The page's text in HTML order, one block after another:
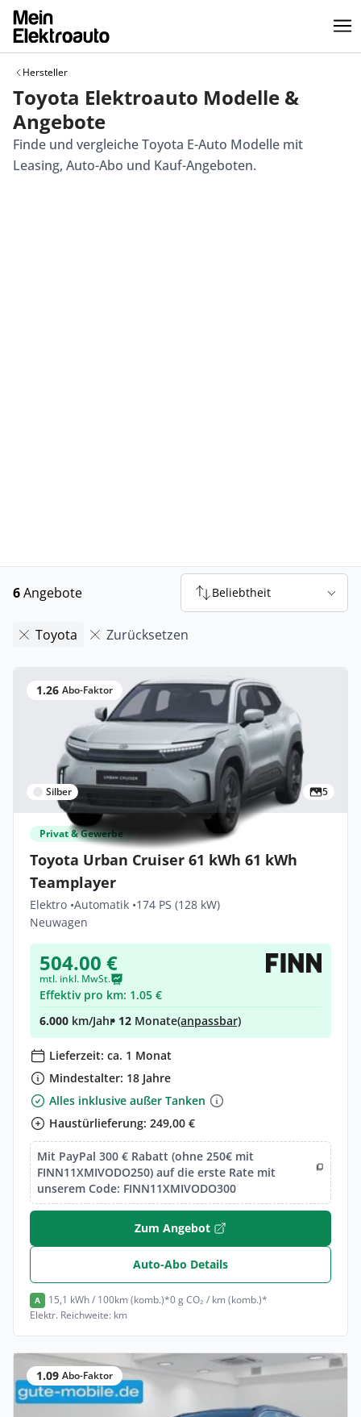
Hersteller
Toyota Elektroauto Modelle &
Angebote
Finde und vergleiche Toyota E-Auto Modelle mit
Leasing, Auto-Abo und Kauf-Angeboten.
6Angebote Beliebtheit
Toyota Zurücksetzen
1.26 Abo-Faktor
Silber 5
Privat & Gewerbe
Toyota Urban Cruiser 61 kWh 61 kWh
Teamplayer
Elektro •Automatik •174 PS (128 kW)
Neuwagen
504.00 €
mtl. inkl. MwSt.
Effektiv pro km: 1.05 €
6.000 km/Jahr• 12 Monate(anpassbar)
Lieferzeit: ca. 1 Monat
Mindestalter: 18 Jahre
Alles inklusive außer Tanken
Haustürlieferung: 249,00 €
Mit PayPal 300 € Rabatt (ohne 250€ mit
FINN11XMIVODO250) auf die erste Rate mit
unserem Code: FINN11XMIVODO300
Zum Angebot
Auto-Abo Details
A 15,1 kWh / 100km (komb.)*0 g CO₂ / km (komb.)*
Elektr. Reichweite: km
1.09 Abo-Faktor